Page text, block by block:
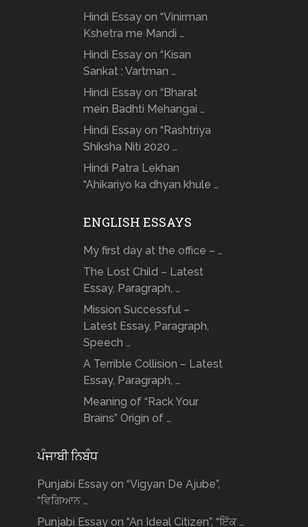
Hindi Essay on “Vinirman
Kshetra me Mandi …
Hindi Essay on “Kisan
Sankat : Vartman …
Hindi Essay on “Bharat
mein Badhti Mehangai …
Hindi Essay on “Rashtriya
Shiksha Niti 2020 …
Hindi Patra Lekhan
“Ahikariyo ka dhyan khule …
ENGLISH ESSAYS
My first day at the office – …
The Lost Child – Latest
Essay, Paragraph, …
Mission Successful –
Latest Essay, Paragraph,
Speech …
A Terrible Collision – Latest
Essay, Paragraph, …
Meaning of “Rack Your
Brains” Origin of …
ਪੰਜਾਬੀ ਨਿਬੰਧ
Punjabi Essay on “Vigyan De Ajube”,
“ਵਿਗਿਆਨ …
Punjabi Essay on “An Ideal Citizen”, “ਇੱਕ …